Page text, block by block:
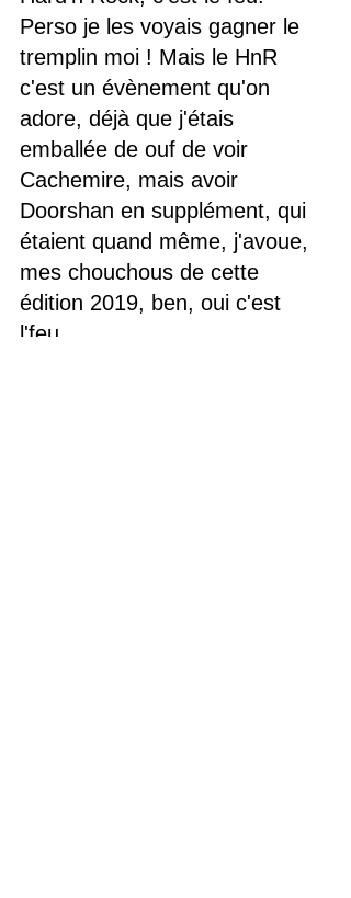
Perso je les voyais gagner le
tremplin moi ! Mais le HnR
c'est un évènement qu'on
adore, déjà que j'étais
emballée de ouf de voir
Cachemire, mais avoir
Doorshan en supplément, qui
étaient quand même, j'avoue,
mes chouchous de cette
édition 2019, ben, oui c'est
l'feu.